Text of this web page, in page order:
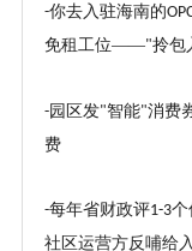
-你去入驻海南的
免租工位——"拎包
-园区发"智能"消费
费
-每年省财政评1-3个
社区运营方反哺给